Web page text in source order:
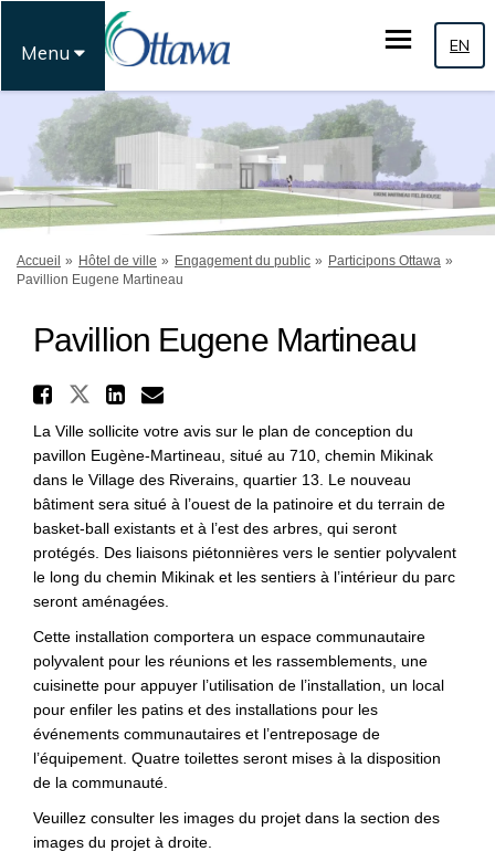
Menu EN
Vous êtes ici:
Accueil Hôtel de ville Engagement du public
Participons Ottawa
Pavillion Eugene Martineau
Pavillion Eugene Martineau
Partager Pavillion Eugene
Partager Pavillion Eugene
Partager Pavillion
Courriel Pavillion
La Ville sollicite votre avis sur le plan de conception du
pavillon Eugène-Martineau, situé au 710, chemin Mikinak
dans le Village des Riverains, quartier 13. Le nouveau
bâtiment sera situé à l’ouest de la patinoire et du terrain de
basket-ball existants et à l’est des arbres, qui seront
protégés. Des liaisons piétonnières vers le sentier polyvalent
le long du chemin Mikinak et les sentiers à l’intérieur du parc
seront aménagées.
Cette installation comportera un espace communautaire
polyvalent pour les réunions et les rassemblements, une
cuisinette pour appuyer l’utilisation de l’installation, un local
pour enfiler les patins et des installations pour les
événements communautaires et l’entreposage de
l’équipement. Quatre toilettes seront mises à la disposition
de la communauté.
Veuillez consulter les images du projet dans la section des
images du projet à droite.